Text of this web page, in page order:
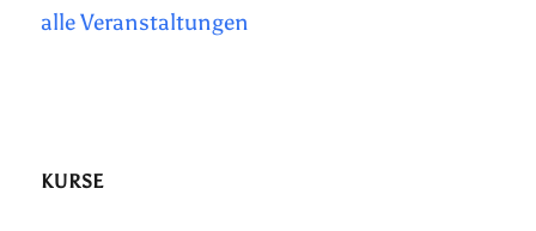
alle Veranstaltungen
KURSE